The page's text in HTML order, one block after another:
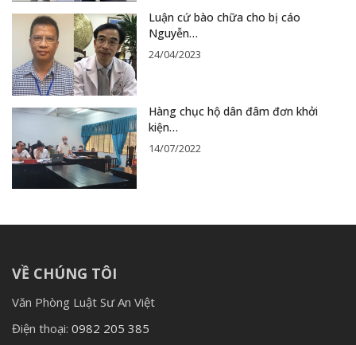
Luận cứ bào chữa cho bị cáo
Nguyễn…
24/04/2023
Hàng chục hộ dân đâm đơn khởi
kiện…
14/07/2022
VỀ CHÚNG TÔI
Văn Phòng Luật Sư An Việt
Điện thoại: 0982 205 385